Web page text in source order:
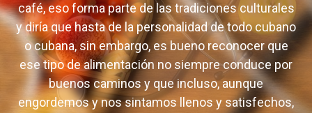
café, eso forma parte de las tradiciones culturales
y diría que hasta de la personalidad de todo cubano
o cubana, sin embargo, es bueno reconocer que
ese tipo de alimentación no siempre conduce por
buenos caminos y que incluso, aunque
engordemos y nos sintamos llenos y satisfechos,